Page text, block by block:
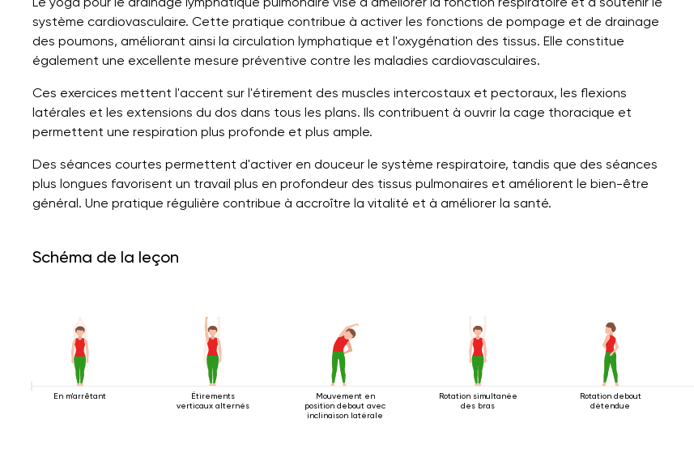
système cardiovasculaire. Cette pratique contribue à activer les fonctions de pompage et de drainage
des poumons, améliorant ainsi la circulation lymphatique et l'oxygénation des tissus. Elle constitue
également une excellente mesure préventive contre les maladies cardiovasculaires.
Ces exercices mettent l'accent sur l'étirement des muscles intercostaux et pectoraux, les flexions
latérales et les extensions du dos dans tous les plans. Ils contribuent à ouvrir la cage thoracique et
permettent une respiration plus profonde et plus ample.
Des séances courtes permettent d'activer en douceur le système respiratoire, tandis que des séances
plus longues favorisent un travail plus en profondeur des tissus pulmonaires et améliorent le bien-être
général. Une pratique régulière contribue à accroître la vitalité et à améliorer la santé.
Schéma de la leçon
En m'arrêtant
Étirements
verticaux alternés
Mouvement en
position debout avec
inclinaison latérale
Rotation simultanée
des bras
Rotation debout
détendue